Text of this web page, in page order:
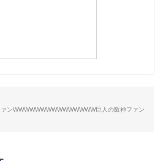
ンWWWWWWWWWWWWWWW巨人の阪神ファン